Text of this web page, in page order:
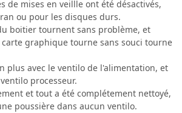
de mises en veillle ont été désactivés,
ou pour les disques durs.
boitier tournent sans problème, et
graphique tourne sans souci tourne
plus avec le ventilo de l'alimentation, et
processeur.
et tout a été complétement nettoyé,
poussière dans aucun ventilo.